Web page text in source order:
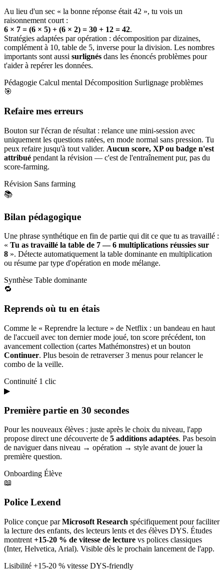
Au lieu d'un sec « la bonne réponse était 42 », tu vois un
raisonnement court :
6 × 7 = (6 × 5) + (6 × 2) = 30 + 12 = 42.
Stratégies adaptées par opération : décomposition par dizaines,
complément à 10, table de 5, inverse pour la division. Les nombres
importants sont aussi surlignés dans les énoncés problèmes pour
t'aider à repérer les données.
Pédagogie Calcul mental Décomposition Surlignage problèmes
🎯
Refaire mes erreurs
Bouton sur l'écran de résultat : relance une mini-session avec
uniquement les questions ratées, en mode normal sans pression. Tu
peux refaire jusqu'à tout valider. Aucun score, XP ou badge n'est
attribué pendant la révision — c'est de l'entraînement pur, pas du
score-farming.
Révision Sans farming
📚
Bilan pédagogique
Une phrase synthétique en fin de partie qui dit ce que tu as travaillé :
« Tu as travaillé la table de 7 — 6 multiplications réussies sur
8 ». Détecte automatiquement la table dominante en multiplication
ou résume par type d'opération en mode mélange.
Synthèse Table dominante
🔁
Reprends où tu en étais
Comme le « Reprendre la lecture » de Netflix : un bandeau en haut
de l'accueil avec ton dernier mode joué, ton score précédent, ton
avancement collection (cartes Mathémonstres) et un bouton
Continuer. Plus besoin de retraverser 3 menus pour relancer le
combo de la veille.
Continuité 1 clic
▶
Première partie en 30 secondes
Pour les nouveaux élèves : juste après le choix du niveau, l'app
propose direct une découverte de 5 additions adaptées. Pas besoin
de naviguer dans niveau → opération → style avant de jouer la
première question.
Onboarding Élève
📖
Police Lexend
Police conçue parMicrosoft Research spécifiquement pour faciliter
la lecture des enfants, des lecteurs lents et des élèves DYS. Études
montrent +15-20 % de vitesse de lecture vs polices classiques
(Inter, Helvetica, Arial). Visible dès le prochain lancement de l'app.
Lisibilité +15-20 % vitesse DYS-friendly